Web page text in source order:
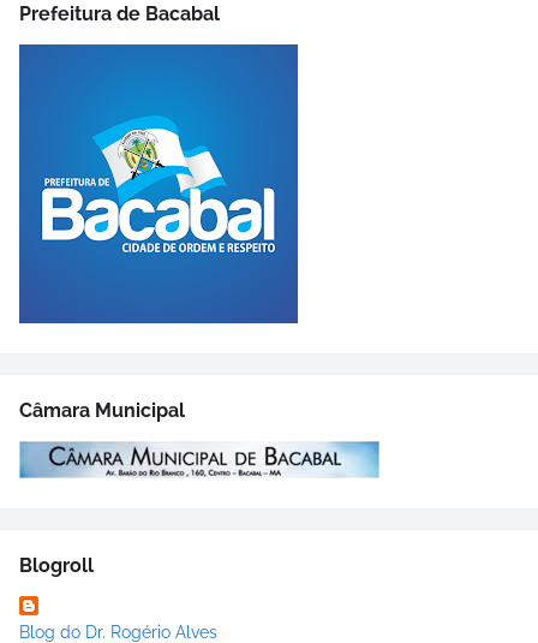
Prefeitura de Bacabal
Câmara Municipal
Blogroll
Blog do Dr. Rogério Alves